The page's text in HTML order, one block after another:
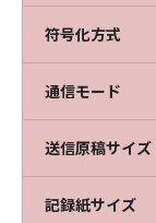
符号化方式
通信モード
送信原稿サイズ
記録紙サイズ